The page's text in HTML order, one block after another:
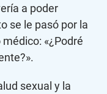
a poder
se le pasó por la
«¿Podré
sexual y la